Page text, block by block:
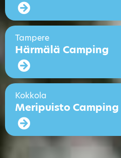
Tampere
Härmälä Camping
Kokkola
Meripuisto Camping